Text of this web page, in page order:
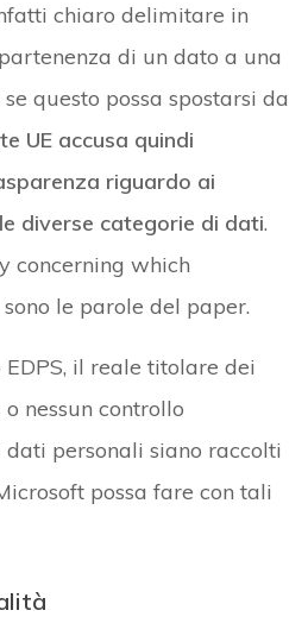
chiaro delimitare in
di un dato a una
questo possa spostarsi da
UE accusa quindi
riguardo ai
diverse categorie di dati.
concerning which
le parole del paper.
il reale titolare dei
nessun controllo
personali siano raccolti
possa fare con tali